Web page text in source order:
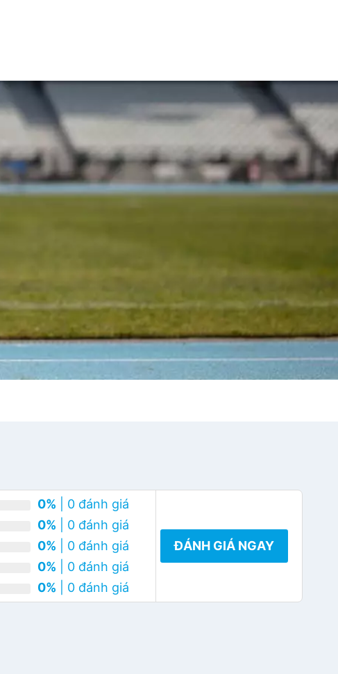
0% | 0 đánh giá
0% | 0 đánh giá
0% | 0 đánh giá
0% | 0 đánh giá
0% | 0 đánh giá
ĐÁNH GIÁ NGAY